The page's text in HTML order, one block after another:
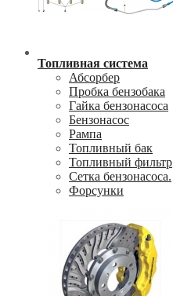
Топливная система
Абсорбер
Пробка бензобака
Гайка бензонасоса
Бензонасос
Рампа
Топливный бак
Топливный фильтр
Сетка бензонасоса.
Форсунки